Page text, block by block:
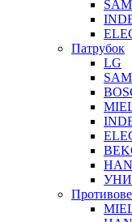
Патрубок
LG